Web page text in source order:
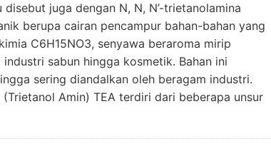
juga dengan N, N, N’-trietanolamina
berupa cairan pencampur bahan-bahan yang
C6H15NO3, senyawa beraroma mirip
sabun hingga kosmetik. Bahan ini
sering diandalkan oleh beragam industri.
(Trietanol Amin) TEA terdiri dari beberapa unsur